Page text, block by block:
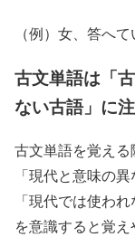
（例）女、答へ
古文単語は「
ない古語」に
古文単語を覚える
「現代と意味の
「現代では使われ
を意識すると覚え